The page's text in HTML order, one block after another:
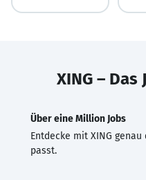
XING –
Über eine Million Jobs
Entdecke mit XING
passt.